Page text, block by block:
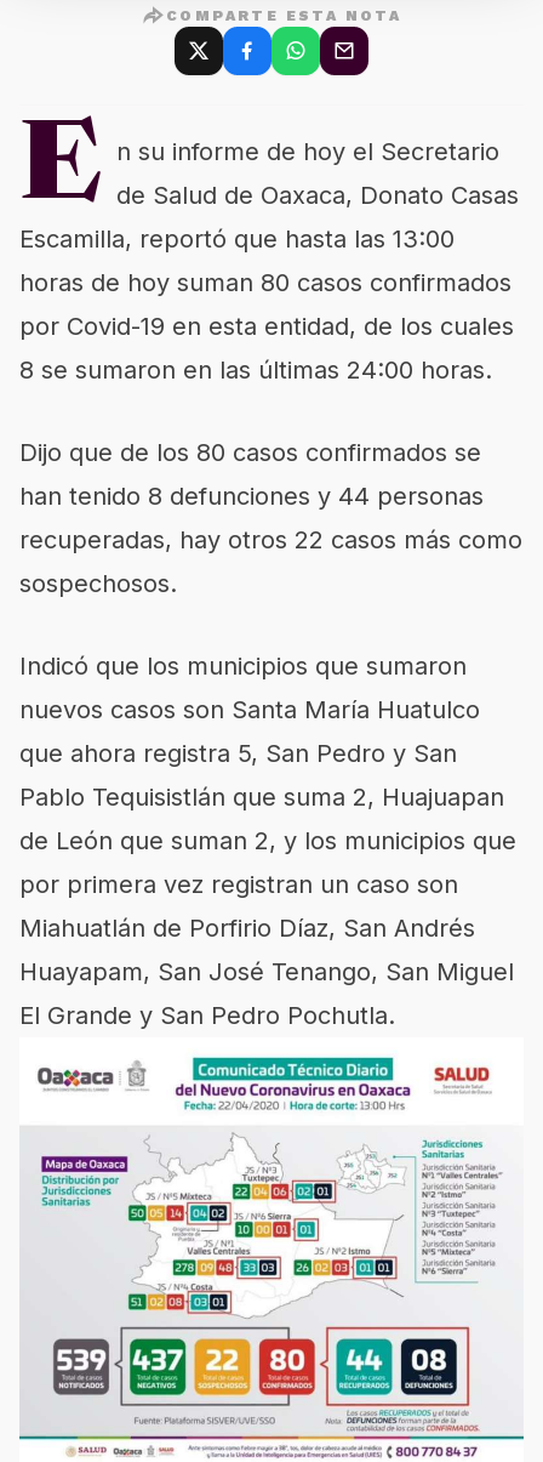
COMPARTE ESTA NOTA
E
n su informe de hoy el Secretario
de Salud de Oaxaca, Donato Casas
Escamilla, reportó que hasta las 13:00
horas de hoy suman 80 casos confirmados
por Covid-19 en esta entidad, de los cuales
8 se sumaron en las últimas 24:00 horas.
Dijo que de los 80 casos confirmados se
han tenido 8 defunciones y 44 personas
recuperadas, hay otros 22 casos más como
sospechosos.
Indicó que los municipios que sumaron
nuevos casos son Santa María Huatulco
que ahora registra 5, San Pedro y San
Pablo Tequisistlán que suma 2, Huajuapan
de León que suman 2, y los municipios que
por primera vez registran un caso son
Miahuatlán de Porfirio Díaz, San Andrés
Huayapam, San José Tenango, San Miguel
El Grande y San Pedro Pochutla.